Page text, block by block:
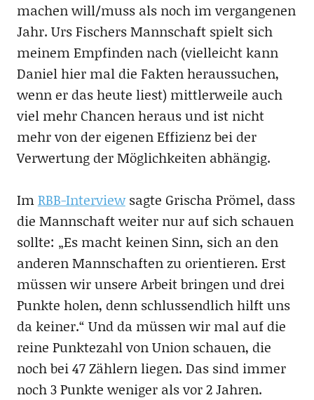
machen will/muss als noch im vergangenen
Jahr. Urs Fischers Mannschaft spielt sich
meinem Empfinden nach (vielleicht kann
Daniel hier mal die Fakten heraussuchen,
wenn er das heute liest) mittlerweile auch
viel mehr Chancen heraus und ist nicht
mehr von der eigenen Effizienz bei der
Verwertung der Möglichkeiten abhängig.
ImRBB-Interviewsagte Grischa Prömel, dass
die Mannschaft weiter nur auf sich schauen
sollte: „Es macht keinen Sinn, sich an den
anderen Mannschaften zu orientieren. Erst
müssen wir unsere Arbeit bringen und drei
Punkte holen, denn schlussendlich hilft uns
da keiner.“ Und da müssen wir mal auf die
reine Punktezahl von Union schauen, die
noch bei 47 Zählern liegen. Das sind immer
noch 3 Punkte weniger als vor 2 Jahren.